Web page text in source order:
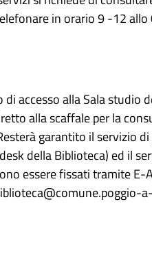
in orario 9 -12
di accesso alla Sala
alla scaffale per la
garantito il servizio
della Biblioteca) ed il
essere fissati tramite